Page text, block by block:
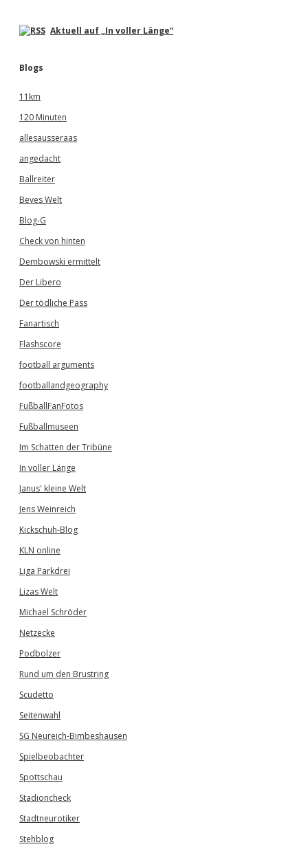
Aktuell auf „In voller Länge“
Blogs
11km
120 Minuten
allesausseraas
angedacht
Ballreiter
Beves Welt
Blog-G
Check von hinten
Dembowski ermittelt
Der Libero
Der tödliche Pass
Fanartisch
Flashscore
football arguments
footballandgeography
FußballFanFotos
Fußballmuseen
Im Schatten der Tribüne
In voller Länge
Janus' kleine Welt
Jens Weinreich
Kickschuh-Blog
KLN online
Liga Parkdrei
Lizas Welt
Michael Schröder
Netzecke
Podbolzer
Rund um den Brustring
Scudetto
Seitenwahl
SG Neureich-Bimbeshausen
Spielbeobachter
Spottschau
Stadioncheck
Stadtneurotiker
Stehblog